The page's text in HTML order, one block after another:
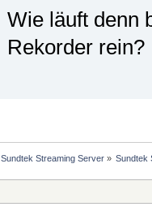
Wie läuft denn
Rekorder rein?
Sundtek Streaming Server» Sundtek